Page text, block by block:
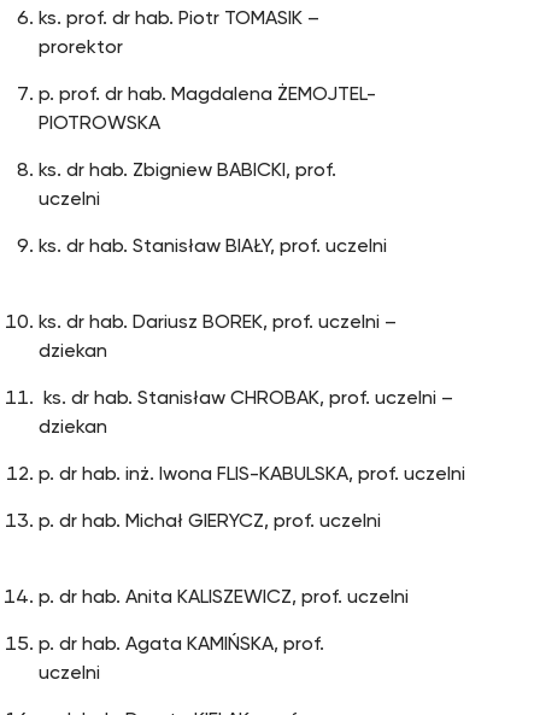
ks. prof. dr hab. Piotr TOMASIK –
prorektor
p. prof. dr hab. Magdalena ŻEMOJTEL-
PIOTROWSKA
ks. dr hab. Zbigniew BABICKI, prof.
uczelni
ks. dr hab. Stanisław BIAŁY, prof. uczelni
ks. dr hab. Dariusz BOREK, prof. uczelni –
dziekan
ks. dr hab. Stanisław CHROBAK, prof. uczelni –
dziekan
p. dr hab. inż. Iwona FLIS-KABULSKA, prof. uczelni
p. dr hab. Michał GIERYCZ, prof. uczelni
p. dr hab. Anita KALISZEWICZ, prof. uczelni
p. dr hab. Agata KAMIŃSKA, prof.
uczelni